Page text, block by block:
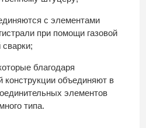
с элементами
при помощи газовой
сварки;
благодаря
конструкции объединяют в
элементов
типа.